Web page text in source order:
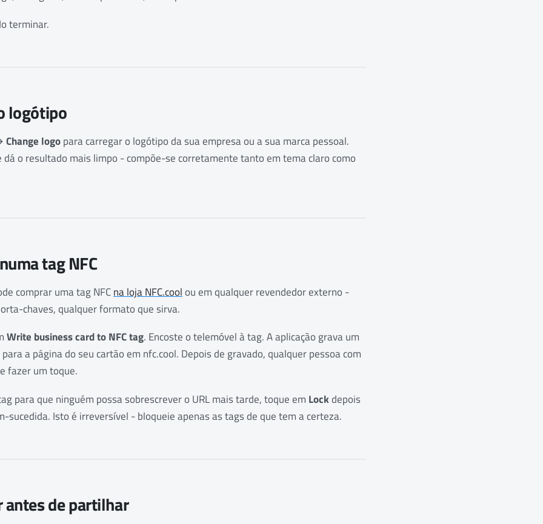
terminar.
logótipo
Change logopara carregar o logótipo da sua empresa ou a sua marca pessoal.
dá o resultado mais limpo - compõe-se corretamente tanto em tema claro como
tag NFC
comprar uma tag NFCna loja NFC.coolou em qualquer revendedor externo -
chaves, qualquer formato que sirva.
Write business card to NFC tag. Encoste o telemóvel à tag. A aplicação grava um
a página do seu cartão em nfc.cool. Depois de gravado, qualquer pessoa com
fazer um toque.
para que ninguém possa sobrescrever o URL mais tarde, toque em Lockdepois
sucedida. Isto é irreversível - bloqueie apenas as tags de que tem a certeza.
de partilhar